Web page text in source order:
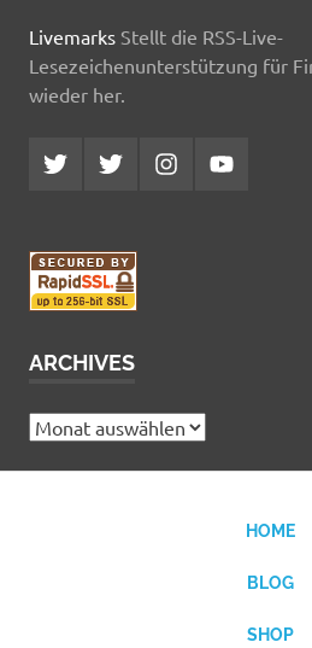
Livemarks Stellt die RSS-Live-
Lesezeichenunterstützung für
wieder her.
Twitter
MCDP
Twitter
Musicradiostation
InstagramYouTube
ARCHIVES
Archives
HOME
BLOG
SHOP